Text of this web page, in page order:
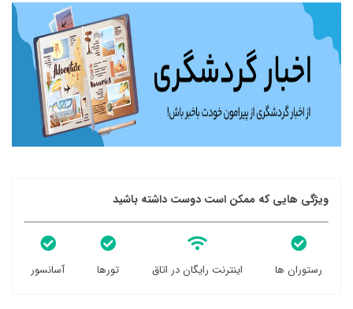
ویژگی هایی که ممکن است دوست داشته باشید
رستوران ها اینترنت رایگان در اتاق تورها آسانسور